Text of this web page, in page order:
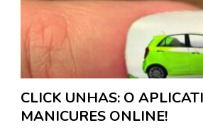
CLICK UNHAS: O
MANICURES ONLINE!